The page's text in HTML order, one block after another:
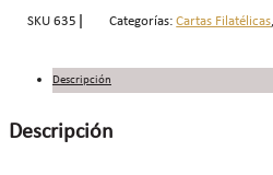
SKU635 Categorías: Cartas Filatélicas,
Descripción
Descripción